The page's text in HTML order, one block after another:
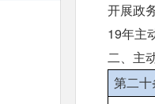
开展政
19年主
二、主
第二